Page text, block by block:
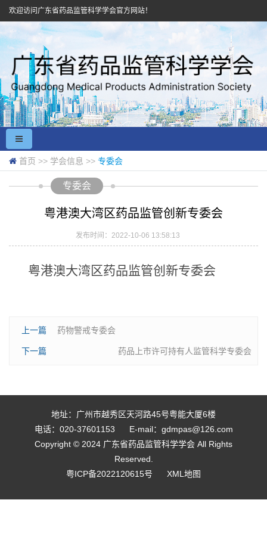
欢迎访问广东省药品监管科学学会官方网站！
首页 >> 学会信息 >> 专委会
专委会
粤港澳大湾区药品监管创新专委会
发布时间：2022-10-06 13:58:13
粤港澳大湾区药品监管创新专委会
上一篇 药物警戒专委会
药品上市许可持有人监管科学专委会
下一篇
地址：广州市越秀区天河路45号粤能大厦6楼
电话：020-37601153
E-mail：gdmpas@126.com
Copyright © 2024 广东省药品监管科学学会 All Rights
Reserved.
粤ICP备2022120615号
XML地图